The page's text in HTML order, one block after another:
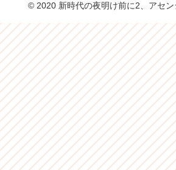
© 2020 新時代の夜明け前に2、アセン